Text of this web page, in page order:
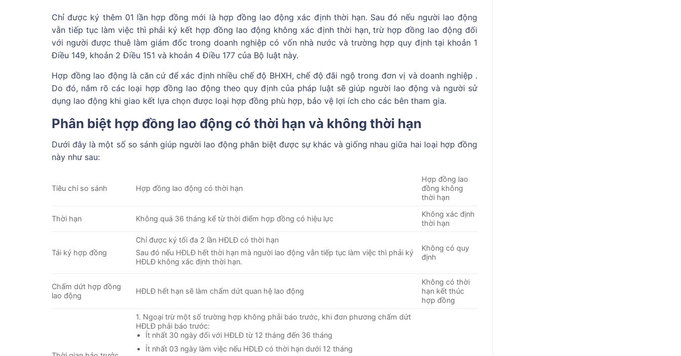
Chỉ được ký thêm 01 lần hợp đồng mới là hợp đồng lao động xác định thời hạn. Sau đó nếu người lao động
vẫn tiếp tục làm việc thì phải ký kết hợp đồng lao động không xác định thời hạn, trừ hợp đồng lao động đối
với người được thuê làm giám đốc trong doanh nghiệp có vốn nhà nước và trường hợp quy định tại khoản 1
Điều 149, khoản 2 Điều 151 và khoản 4 Điều 177 của Bộ luật này.
Hợp đồng lao động là căn cứ để xác định nhiều chế độ BHXH, chế độ đãi ngộ trong đơn vị và doanh nghiệp .
Do đó, nắm rõ các loại hợp đồng lao động theo quy định của pháp luật sẽ giúp người lao động và người sử
dụng lao động khi giao kết lựa chọn được loại hợp đồng phù hợp, bảo vệ lợi ích cho các bên tham gia.
Phân biệt hợp đồng lao động có thời hạn và không thời hạn
Dưới đây là một số so sánh giúp người lao động phân biệt được sự khác và giống nhau giữa hai loại hợp đồng
này như sau:
Tiêu chí so sánh Hợp đồng lao động có thời hạn
Hợp đồng lao
đồng không
thời hạn
Thời hạn Không quá 36 tháng kể từ thời điểm hợp đồng có hiệu lực
Không xác định
thời hạn
Tái ký hợp đồng
Chỉ được ký tối đa 2 lần HĐLĐ có thời hạn
Sau đó nếu HĐLĐ hết thời hạn mà người lao động vẫn tiếp tục làm việc thì phải ký
HĐLĐ không xác định thời hạn.
Không có quy
định
Chấm dứt hợp đồng
lao động
HĐLĐ hết hạn sẽ làm chấm dứt quan hệ lao động
Không có thời
hạn kết thúc
hợp đồng
1. Ngoại trừ một số trường hợp không phải báo trước, khi đơn phương chấm dứt
HĐLĐ phải báo trước:
Ít nhất 30 ngày đối với HĐLĐ từ 12 tháng đến 36 tháng
Ít nhất 03 ngày làm việc nếu HĐLĐ có thời hạn dưới 12 tháng